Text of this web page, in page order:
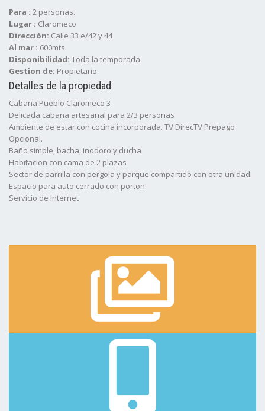
Para : 2 personas.
Lugar : Claromeco
Dirección: Calle 33 e/42 y 44
Al mar : 600mts.
Disponibilidad: Toda la temporada
Gestion de: Propietario
Detalles de la propiedad
Cabaña Pueblo Claromeco 3
Delicada cabaña artesanal para 2/3 personas
Ambiente de estar con cocina incorporada. TV DirecTV Prepago
Opcional.
Baño simple, bacha, inodoro y ducha
Habitacion con cama de 2 plazas
Sector de parrilla con pergola y parque compartido con otra unidad
Espacio para auto cerrado con porton.
Servicio de Internet